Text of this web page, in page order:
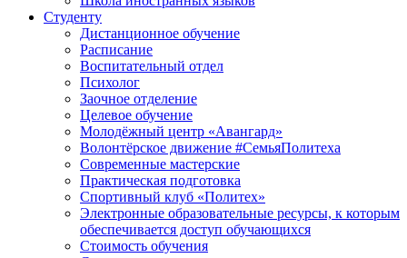
Студенту
Дистанционное обучение
Расписание
Воспитательный отдел
Психолог
Заочное отделение
Целевое обучение
Молодёжный центр «Авангард»
Волонтёрское движение #СемьяПолитеха
Современные мастерские
Практическая подготовка
Спортивный клуб «Политех»
Электронные образовательные ресурсы, к которым
обеспечивается доступ обучающихся
Стоимость обучения